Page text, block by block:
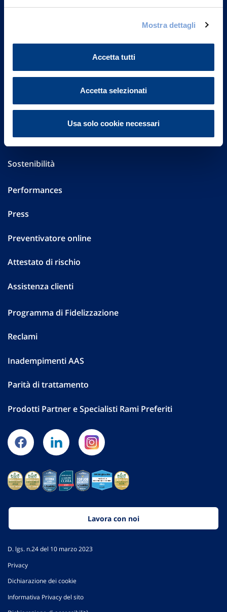
Mostra dettagli
Accetta tutti
Accetta selezionati
Usa solo cookie necessari
Vittoria Assicurazioni S.p.A.
Part. IVA 01329510158
FAQ
Altre informazioni
Sostenibilità
Performances
Press
Preventivatore online
Attestato di rischio
Assistenza clienti
Programma di Fidelizzazione
Reclami
Inadempimenti AAS
Parità di trattamento
Prodotti Partner e Specialisti Rami Preferiti
Lavora con noi
D. lgs. n.24 del 10 marzo 2023
Privacy
Dichiarazione dei cookie
Informativa Privacy del sito